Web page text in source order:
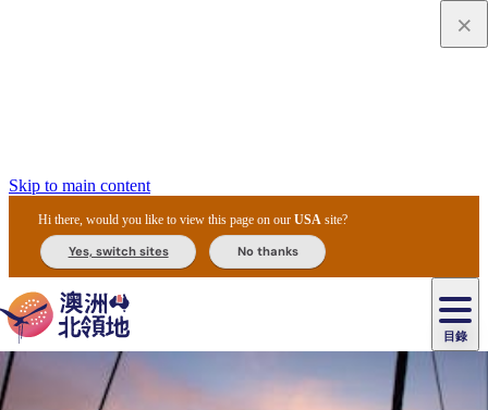
Skip to main content
Hi there, would you like to view this page on ourUSA site?
Yes, switch sites No thanks
目錄